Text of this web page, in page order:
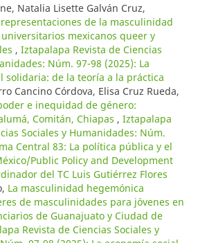
Natalia Lisette Galván Cruz,
de la masculinidad
mexicanos queer y
, Iztapalapa Revista de Ciencias
Núm. 97-98 (2025): La
solidaria: de la teoría a la práctica
Cancino Córdova, Elisa Cruz Rueda,
e inequidad de género:
Comitán, Chiapas , Iztapalapa
Sociales y Humanidades: Núm.
Central 83: La política pública y el
Public Policy and Development
del TC Luis Gutiérrez Flores
La masculinidad hegemónica
de masculinidades para jóvenes en
de Guanajuato y Ciudad de
Revista de Ciencias Sociales y